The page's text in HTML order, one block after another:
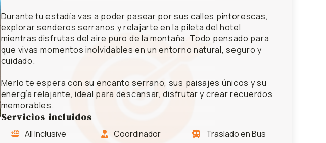
Durante tu estadía vas a poder pasear por sus calles pintorescas,
explorar senderos serranos y relajarte en la pileta del hotel
mientras disfrutas del aire puro de la montaña. Todo pensado para
que vivas momentos inolvidables en un entorno natural, seguro y
cuidado.
Merlo te espera con su encanto serrano, sus paisajes únicos y su
energía relajante, ideal para descansar, disfrutar y crear recuerdos
memorables.
Servicios incluidos
All Inclusive Coordinador Traslado en Bus